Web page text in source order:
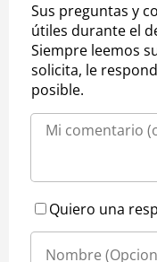
Sus preguntas y
útiles durante el
Siempre leemos
solicita, le
posible.
Quiero una